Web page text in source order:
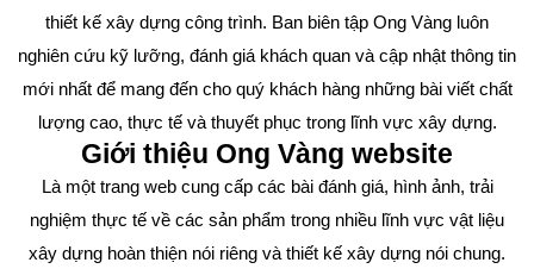
thiết kế xây dựng công trình. Ban biên tập Ong Vàng luôn
nghiên cứu kỹ lưỡng, đánh giá khách quan và cập nhật thông tin
mới nhất để mang đến cho quý khách hàng những bài viết chất
lượng cao, thực tế và thuyết phục trong lĩnh vực xây dựng.
Giới thiệu Ong Vàng website
Là một trang web cung cấp các bài đánh giá, hình ảnh, trải
nghiệm thực tế về các sản phẩm trong nhiều lĩnh vực vật liệu
xây dựng hoàn thiện nói riêng và thiết kế xây dựng nói chung.